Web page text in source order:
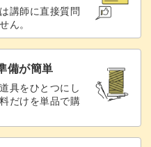
講師に直接質問
ん。
備が簡単
具をひとつにし
だけを単品で購